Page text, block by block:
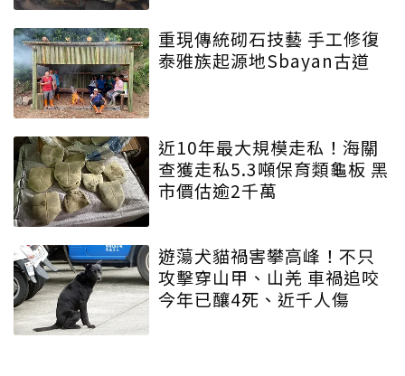
重現傳統砌石技藝 手工修復
泰雅族起源地Sbayan古道
近10年最大規模走私！海關
查獲走私5.3噸保育類龜板 黑
市價估逾2千萬
遊蕩犬貓禍害攀高峰！不只
攻擊穿山甲、山羌 車禍追咬
今年已釀4死、近千人傷